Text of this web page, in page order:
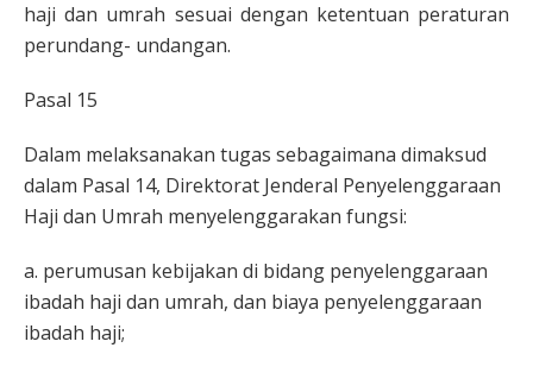
haji dan umrah sesuai dengan ketentuan peraturan
perundang- undangan.
Pasal 15
Dalam melaksanakan tugas sebagaimana dimaksud
dalam Pasal 14, Direktorat Jenderal Penyelenggaraan
Haji dan Umrah menyelenggarakan fungsi:
a. perumusan kebijakan di bidang penyelenggaraan
ibadah haji dan umrah, dan biaya penyelenggaraan
ibadah haji;